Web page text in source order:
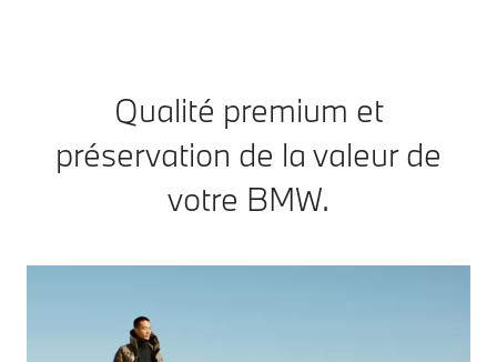
Qualité premium et
préservation de la valeur de
votre BMW.